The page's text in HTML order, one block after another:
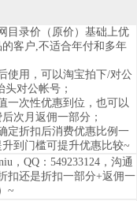
目录价（原价）基础上优
客户,不适合年付和多年
使用，可以淘宝拍下/对公
对公帐号；
一次性优惠到位，也可以
次月返佣一部分；
定折扣后消费优惠比例一
到门槛可提升优惠比较~
，QQ：549233124，沟通
扣还是折扣一部分+返佣一
~